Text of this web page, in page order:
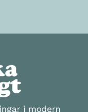
i modern